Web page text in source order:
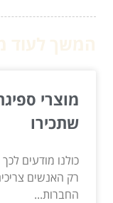
מוצרי
שתכירו
כולנו מודעים
רק האנשים
החברות...